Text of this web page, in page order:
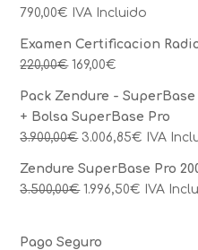
790,00€ IVA Incluido
Examen Certificacion
220,00€ 169,00€
Pack Zendure -
+ Bolsa SuperBase Pro
3.900,00€ 3.006,85€ IVA
Zendure SuperBase Pro
3.500,00€ 1.996,50€ IVA
Pago Seguro